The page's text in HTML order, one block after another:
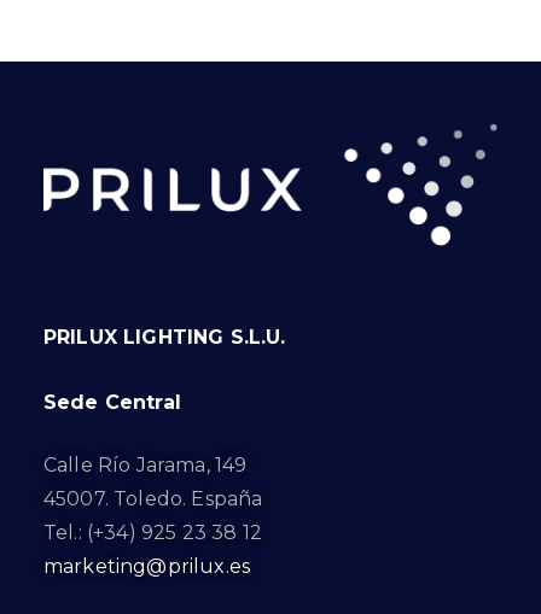
PRILUX LIGHTING S.L.U.
Sede Central
Calle Río Jarama, 149
45007. Toledo. España
Tel.: (+34) 925 23 38 12
marketing@prilux.es